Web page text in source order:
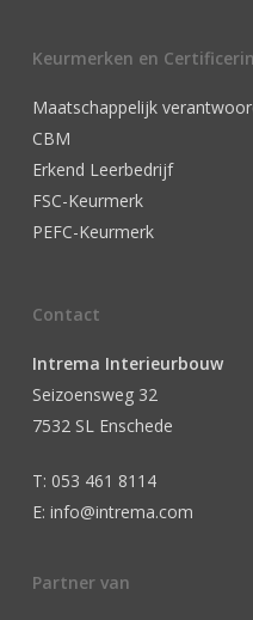
Keurmerken en
Maatschappelijk
CBM
Erkend Leerbedrijf
FSC-Keurmerk
PEFC-Keurmerk
Contact
Intrema Interieurbouw
Seizoensweg 32
7532 SL Enschede
T: 053 461 8114
E: info@intrema.com
Partner van